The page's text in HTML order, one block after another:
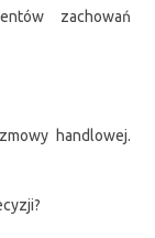
zachowań
handlowej.